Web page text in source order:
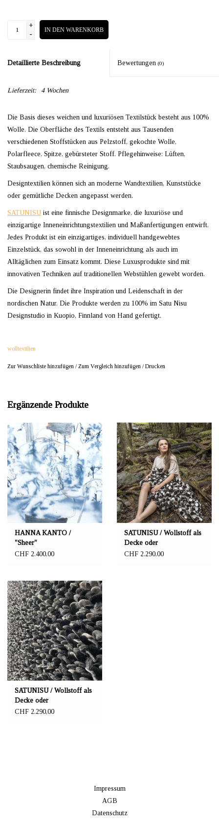
+
-
IN DEN WARENKORB
Detaillierte Beschreibung Bewertungen (0)
Lieferzeit: 4 Wochen
Die Basis dieses weichen und luxuriösen Textilstück besteht aus 100%
Wolle. Die Oberfläche des Textils entsteht aus Tausenden
verschiedenen Stoffstücken aus Pelzstoff, gekochte Wolle,
Polarfleece, Spitze, gebürsteter Stoff. Pflegehinweise: Lüften,
Staubsaugen, chemische Reinigung.
Designtextilien können sich an moderne Wandtextilien, Kunststücke
oder gemütliche Decken angepasst werden.
SATUNISU ist eine finnische Designmarke, die luxuriöse und
einzigartige Inneneinrichtungstextilien und Maßanfertigungen entwirft.
Jedes Produkt ist ein einzigartiges, individuell handgewebtes
Einzelstück, das sowohl in der Inneneinrichtung als auch im
Alltäglichen zum Einsatz kommt. Diese Luxusprodukte sind mit
innovativen Techniken auf traditionellen Webstühlen gewebt worden.
Die Designerin findet ihre Inspiration und Leidenschaft in der
nordischen Natur. Die Produkte werden zu 100% im Satu Nisu
Designstudio in Kuopio, Finnland von Hand gefertigt.
wolltextilien
Zur Wunschliste hinzufügen /Zum Vergleich hinzufügen /Drucken
Ergänzende Produkte
HANNA KANTO /
"Sheer"
CHF 2.400,00
SATUNISU / Wollstoff als
Decke oder
Wanddekoration braun
CHF 2.290,00
SATUNISU / Wollstoff als
Decke oder
Wanddekoration schwarz
CHF 2.290,00
Impressum
AGB
Datenschutz